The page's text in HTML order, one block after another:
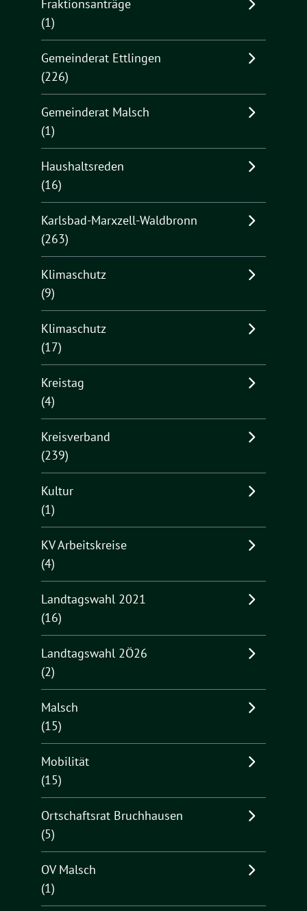
Fraktionsanträge
(1)
Gemeinderat Ettlingen
(226)
Gemeinderat Malsch
(1)
Haushaltsreden
(16)
Karlsbad-Marxzell-Waldbronn
(263)
Klimaschutz
(9)
Klimaschutz
(17)
Kreistag
(4)
Kreisverband
(239)
Kultur
(1)
KV Arbeitskreise
(4)
Landtagswahl 2021
(16)
Landtagswahl 2Ö26
(2)
Malsch
(15)
Mobilität
(15)
Ortschaftsrat Bruchhausen
(5)
OV Malsch
(1)